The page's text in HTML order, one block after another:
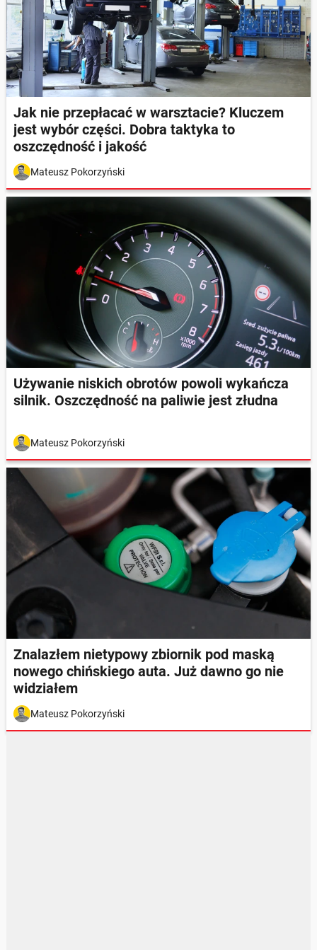
Jak nie przepłacać w warsztacie? Kluczem
jest wybór części. Dobra taktyka to
oszczędność i jakość
Mateusz Pokorzyński
Używanie niskich obrotów powoli wykańcza
silnik. Oszczędność na paliwie jest złudna
Mateusz Pokorzyński
Znalazłem nietypowy zbiornik pod maską
nowego chińskiego auta. Już dawno go nie
widziałem
Mateusz Pokorzyński